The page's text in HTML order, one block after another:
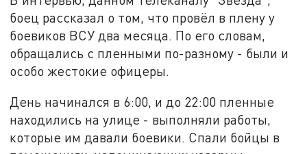
боец рассказал о том, что провёл в плену у
боевиков ВСУ два месяца. По его словам,
обращались с пленными по-разному - были и
особо жестокие офицеры.
День начинался в 6:00, и до 22:00 пленные
находились на улице - выполняли работы,
которые им давали боевики. Спали бойцы в